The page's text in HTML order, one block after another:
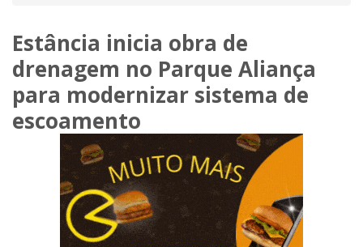
Estância inicia obra de
drenagem no Parque Aliança
para modernizar sistema de
escoamento